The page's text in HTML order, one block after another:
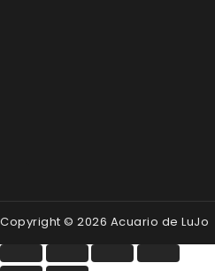
Copyright © 2026 Acuario de LuJo